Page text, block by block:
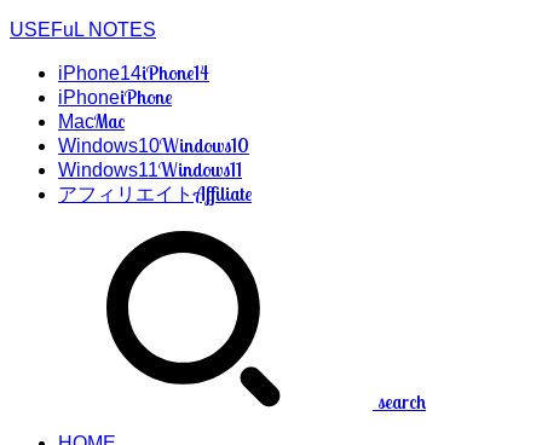
USEFuL NOTES
iPhone14iPhone14
iPhoneiPhone
MacMac
Windows10Windows10
Windows11Windows11
アフィリエイトAffiliate
search